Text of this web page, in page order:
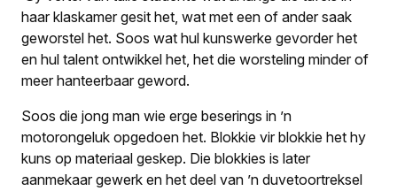
haar klaskamer gesit het, wat met een of ander saak
geworstel het. Soos wat hul kunswerke gevorder het
en hul talent ontwikkel het, het die worsteling minder of
meer hanteerbaar geword.
Soos die jong man wie erge beserings in ’n
motorongeluk opgedoen het. Blokkie vir blokkie het hy
kuns op materiaal geskep. Die blokkies is later
aanmekaar gewerk en het deel van ’n duvetoortreksel